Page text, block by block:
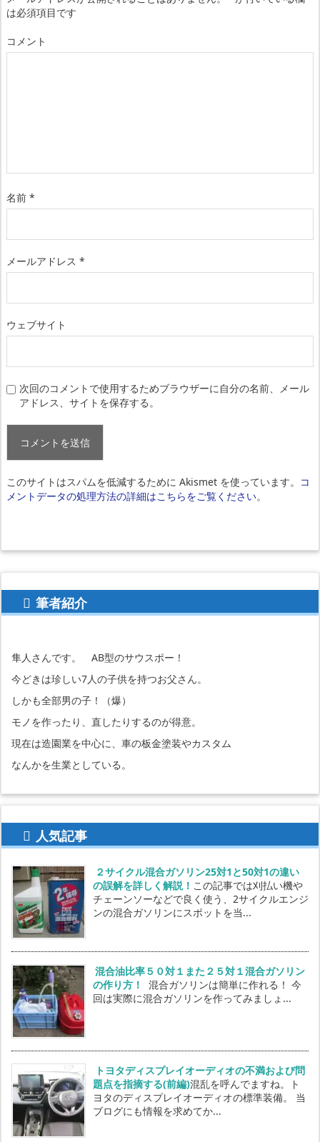
は必須項目です
コメント
名前 *
メールアドレス *
ウェブサイト
次回のコメントで使用するためブラウザーに自分の名前、メール
アドレス、サイトを保存する。
このサイトはスパムを低減するために Akismet を使っています。 コ
メントデータの処理方法の詳細はこちらをご覧ください。
筆者紹介
隼人さんです。 AB型のサウスポー！
今どきは珍しい7人の子供を持つお父さん。
しかも全部男の子！（爆）
モノを作ったり、直したりするのが得意。
現在は造園業を中心に、車の板金塗装やカスタム
なんかを生業としている。
人気記事
２サイクル混合ガソリン25対1と50対1の違い
の誤解を詳しく解説！ この記事では刈払い機や
チェーンソーなどで良く使う、2サイクルエンジ
ンの混合ガソリンにスポットを当...
混合油比率５０対１また２５対１混合ガソリン
の作り方！
混合ガソリンは簡単に作れる！ 今
回は実際に混合ガソリンを作ってみましょ...
トヨタディスプレイオーディオの不満および問
題点を指摘する(前編)混乱を呼んでますね。ト
ヨタのディスプレイオーディオの標準装備。 当
ブログにも情報を求めてか...